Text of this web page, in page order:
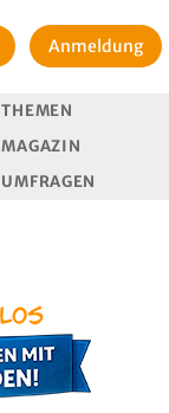
Anmeldung
THEMEN
MAGAZIN
UMFRAGEN